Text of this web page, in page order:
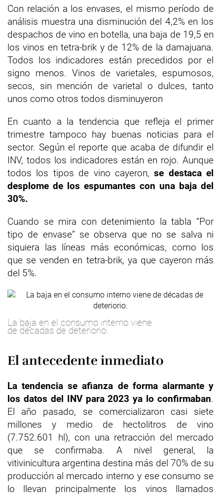
Con relación a los envases, el mismo período de
análisis muestra una disminución del 4,2% en los
despachos de vino en botella, una baja de 19,5 en
los vinos en tetra-brik y de 12% de la damajuana.
Todos los indicadores están precedidos por el
signo menos. Vinos de varietales, espumosos,
secos, sin mención de varietal o dulces, tanto
unos como otros todos disminuyeron
En cuanto a la tendencia que refleja el primer
trimestre tampoco hay buenas noticias para el
sector. Según el reporte que acaba de difundir el
INV, todos los indicadores están en rojo. Aunque
todos los tipos de vino cayeron,se destaca el
desplome de los espumantes con una baja del
30%.
Cuando se mira con detenimiento la tabla “Por
tipo de envase” se observa que no se salva ni
siquiera las líneas más económicas, como los
que se venden en tetra-brik, ya que cayeron más
del 5%.
La baja en el consumo interno viene
de décadas de deteriorio.
El antecedente inmediato
La tendencia se afianza de forma alarmante y
los datos del INV para 2023 ya lo confirmaban.
El año pasado, se comercializaron casi siete
millones y medio de hectolitros de vino
(7.752.601 hl), con una retracción del mercado
que se confirmaba. A nivel general, la
vitivinicultura argentina destina más del 70% de su
producción al mercado interno y ese consumo se
lo llevan principalmente los vinos llamados